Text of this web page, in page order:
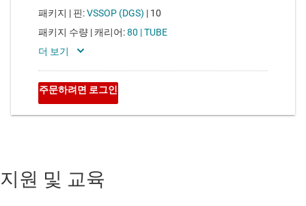
지원 및 교육